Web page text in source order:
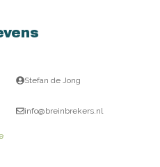
Stefan de Jong
info@breinbrekers.nl